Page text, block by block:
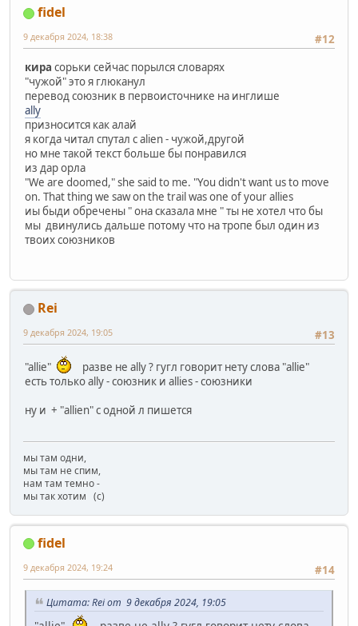
fidel
#12
9 декабря 2024, 18:38
кира сорьки сейчас порылся словарях
"чужой" это я глюканул
перевод союзник в первоисточнике на инглише
ally
призносится как алай
я когда читал спутал с alien - чужой,другой
но мне такой текст больше бы понравился
из дар орла
"We are doomed," she said to me. "You didn't want us to move
on. That thing we saw on the trail was one of your allies
иы быди обречены " она сказала мне " ты не хотел что бы
мы двинулись дальше потому что на тропе был один из
твоих союзников
Rei
#13
9 декабря 2024, 19:05
"allie"
разве не ally ? гугл говорит нету слова "allie"
есть только ally - союзник и allies - союзники
ну и + "allien" с одной л пишется
мы там одни,
мы там не спим,
нам там темно -
мы так хотим (с)
fidel
#14
9 декабря 2024, 19:24
Цитата: Rei от 9 декабря 2024, 19:05